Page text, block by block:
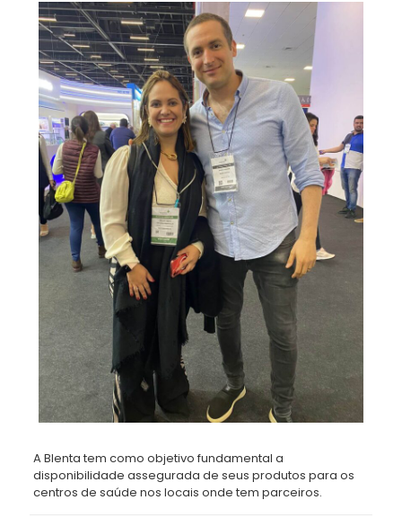
A Blenta tem como objetivo fundamental a
disponibilidade assegurada de seus produtos para os
centros de saúde nos locais onde tem parceiros.